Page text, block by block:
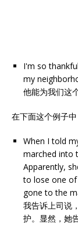
I'm so
my
他能为我们这
在下面这个例子
When I told
marched into
Apparently,
to lose one
gone to the
我告诉上司说
护。显然，她